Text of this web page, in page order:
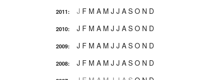
2011: J F M A M J J A S O N D
2010: J F M A M J J A S O N D
2009: J F M A M J J A S O N D
2008: J F M A M J J A S O N D